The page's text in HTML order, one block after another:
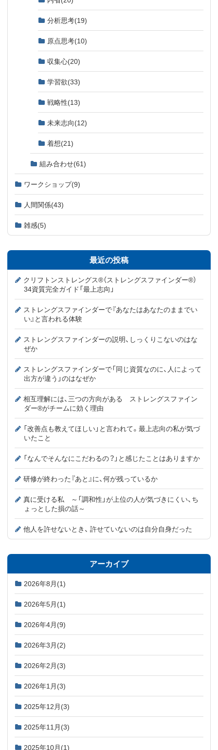
分析思考(19)
原点思考(10)
収集心(20)
学習欲(33)
戦略性(13)
未来志向(12)
着想(21)
組み合わせ(61)
ワークショップ(9)
人間関係(43)
雑感(5)
最近の投稿
クリフトンストレングス®（ストレングスファインダー®）
34資質完全ガイド「最上志向」
ストレングスファインダーで『あなたはあなたのままでい
い』と言われる体験
ストレングスファインダーの説明、しっくりこないのはな
ぜか
ストレングスファインダーで「同じ資質なのに、人によって
出方が違う」のはなぜか
相互理解には、三つの方向がある ストレングスファイン
ダー®がチームに効く理由
「改善点も教えてほしい」と言われて。最上志向の私が気づ
いたこと
「なんでそんなにこだわるの？」と感じたことはありますか
研修が終わった『あと』に、何が残っているか
真に受ける私 ～「調和性」が上位の人が気づきにくい、ち
ょっとした損の話～
他人を許せないとき、 許せていないのは自分自身だった
アーカイブ
2026年8月 (1)
2026年5月 (1)
2026年4月 (9)
2026年3月 (2)
2026年2月 (3)
2026年1月 (3)
2025年12月 (3)
2025年11月 (3)
2025年10月 (1)